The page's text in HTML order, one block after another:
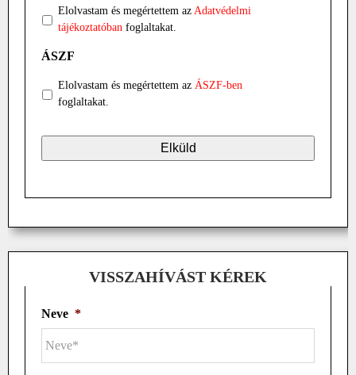
Elolvastam és megértettem az Adatvédelmi
tájékoztatóban foglaltakat.
ÁSZF
Elolvastam és megértettem az ÁSZF-ben
foglaltakat.
VISSZAHÍVÁST KÉREK
Neve *